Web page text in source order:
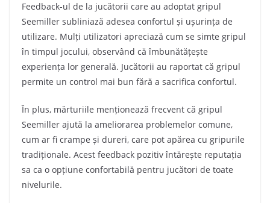
Feedback-ul de la jucătorii care au adoptat gripul
Seemiller subliniază adesea confortul și ușurința de
utilizare. Mulți utilizatori apreciază cum se simte gripul
în timpul jocului, observând că îmbunătățește
experiența lor generală. Jucătorii au raportat că gripul
permite un control mai bun fără a sacrifica confortul.
În plus, mărturiile menționează frecvent că gripul
Seemiller ajută la ameliorarea problemelor comune,
cum ar fi crampe și dureri, care pot apărea cu gripurile
tradiționale. Acest feedback pozitiv întărește reputația
sa ca o opțiune confortabilă pentru jucători de toate
nivelurile.